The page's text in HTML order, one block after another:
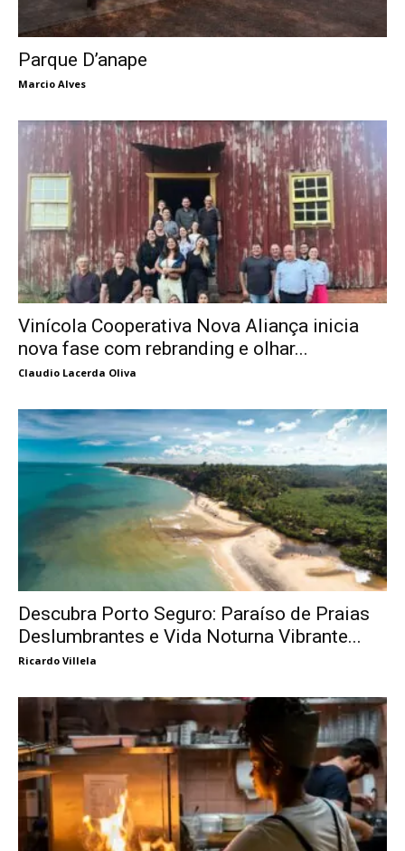
Parque D’anape
Marcio Alves
Vinícola Cooperativa Nova Aliança inicia
nova fase com rebranding e olhar...
Claudio Lacerda Oliva
Descubra Porto Seguro: Paraíso de Praias
Deslumbrantes e Vida Noturna Vibrante...
Ricardo Villela